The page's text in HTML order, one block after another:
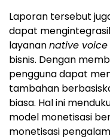
Laporan tersebut
dapat
layanannative voice
bisnis. Dengan
pengguna dapat
tambahan
biasa. Hal ini
model monetisasi
monetisasi